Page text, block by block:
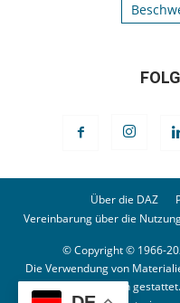
Über die DAZ
Vereinbarung über die
© Copyright © 1966-
Die Verwendung von
der Redaktion